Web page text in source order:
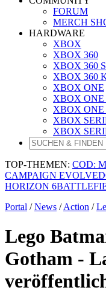
FORUM
MERCH
HARDWARE
XBOX
XBOX 360
XBOX 360
XBOX 360
XBOX ONE
XBOX
XBOX ONE
XBOX
XBOX
TOP-THEMEN: COD:
CAMPAIGN EVOLVED
HORIZON 6
Portal /News /Action /
Lego
Gotham -